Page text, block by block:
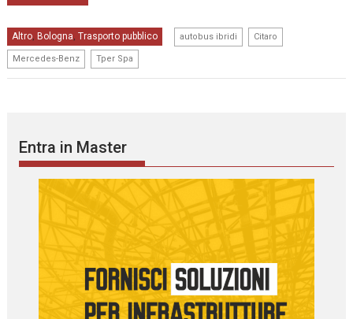
Altro, Bologna,Trasporto pubblico autobus ibridi Citaro
Mercedes-Benz Tper Spa
Entra in Master